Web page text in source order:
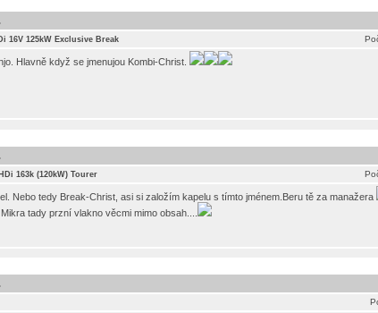
16V 125kW Exclusive Break
Hlavně když se jmenujou Kombi-Christ.
163k (120kW) Tourer
Nebo tedy Break-Christ, asi si založím kapelu s tímto jménem.Beru tě za manažera
tady przní vlakno věcmi mimo obsah....